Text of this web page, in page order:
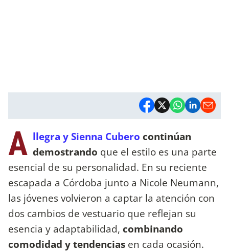
A llegra y Sienna Cubero continúan
demostrando que el estilo es una parte
esencial de su personalidad. En su reciente
escapada a Córdoba junto a Nicole Neumann,
las jóvenes volvieron a captar la atención con
dos cambios de vestuario que reflejan su
esencia y adaptabilidad, combinando
comodidad y tendencias en cada ocasión.